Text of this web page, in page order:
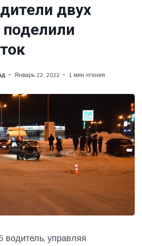
двух
Январь 22, 2022 1 мин чтения
водитель, управляя